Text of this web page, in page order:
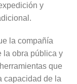
y
la compañía
la obra pública y
que
capacidad de la